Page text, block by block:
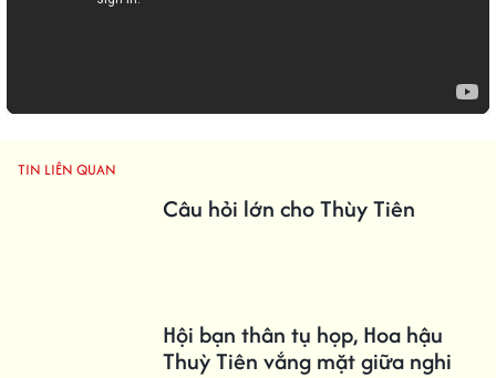
TIN LIÊN QUAN
Câu hỏi lớn cho Thùy Tiên
Hội bạn thân tụ họp, Hoa hậu
Thuỳ Tiên vắng mặt giữa nghi